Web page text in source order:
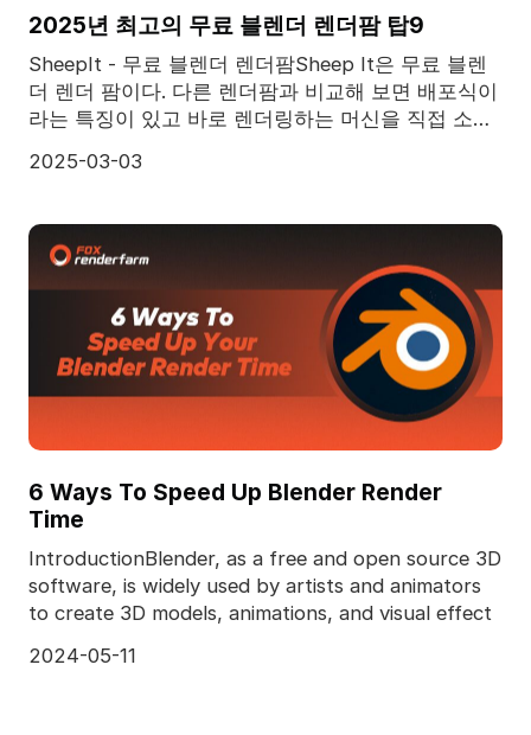
2025년 최고의 무료 블렌더 렌더팜 탑9
SheepIt - 무료 블렌더 렌더팜Sheep It은 무료 블렌
더 렌더 팜이다. 다른 렌더팜과 비교해 보면 배포식이
라는 특징이 있고 바로 렌더링하는 머신을 직접 소유
다. 그러모로 렌더팜이 가질 수 있는 컴튜터 파워가
2025-03-03
6 Ways To Speed Up Blender Render
Time
IntroductionBlender, as a free and open source 3D
software, is widely used by artists and animators
to create 3D models, animations, and visual effect
2024-05-11